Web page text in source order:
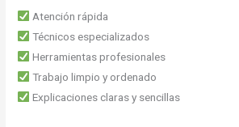
Atención rápida
Técnicos especializados
Herramientas profesionales
Trabajo limpio y ordenado
Explicaciones claras y sencillas